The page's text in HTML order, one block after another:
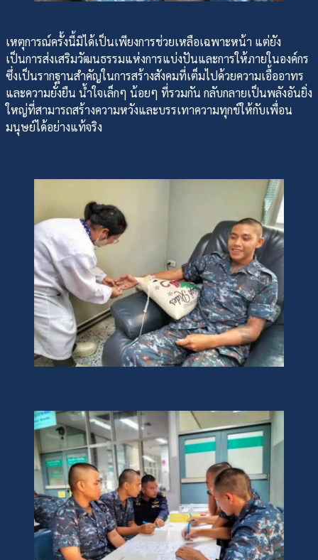
เหตุการณ์ครั้งนี้มิได้เป็นเพียงการช่วยเหลือเฉพาะหน้า แต่ยัง
เป็นการส่งเสริมวัฒนธรรมแห่งการแบ่งปันและการให้ภายในองค์กร
ซึ่งเป็นรากฐานสำคัญในการสร้างสังคมที่เต็มไปด้วยความเอื้ออาทร
และความยั่งยืน น้ำใจเล็กๆ น้อยๆ ที่รวมกัน กลับกลายเป็นพลังอันยิ่ง
ใหญ่ที่สามารถสร้างความหวังและบรรเทาความทุกข์ให้กับเพื่อน
มนุษย์ได้อย่างแท้จริง